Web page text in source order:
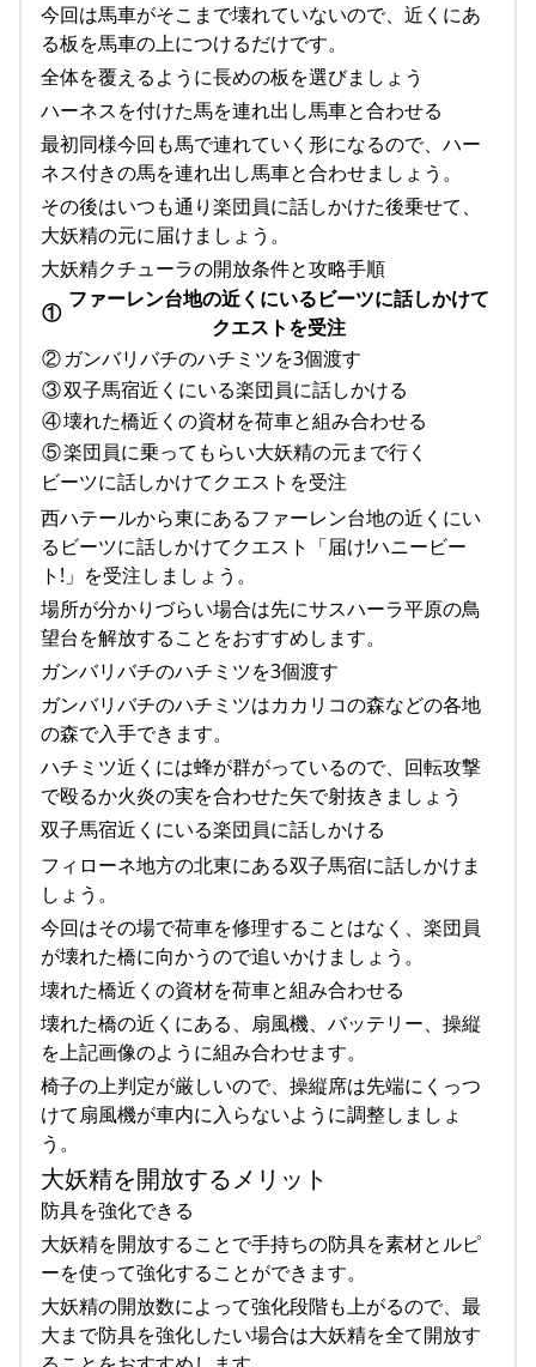
今回は馬車がそこまで壊れていないので、近くにあ
る板を馬車の上につけるだけです。
全体を覆えるように長めの板を選びましょう
ハーネスを付けた馬を連れ出し馬車と合わせる
最初同様今回も馬で連れていく形になるので、ハー
ネス付きの馬を連れ出し馬車と合わせましょう。
その後はいつも通り楽団員に話しかけた後乗せて、
大妖精の元に届けましょう。
大妖精クチューラの開放条件と攻略手順
①
ファーレン台地の近くにいるビーツに話しかけて
クエストを受注
②ガンバリバチのハチミツを3個渡す
③双子馬宿近くにいる楽団員に話しかける
④壊れた橋近くの資材を荷車と組み合わせる
⑤楽団員に乗ってもらい大妖精の元まで行く
ビーツに話しかけてクエストを受注
西ハテールから東にあるファーレン台地の近くにい
るビーツに話しかけてクエスト「届け!ハニービー
ト!」を受注しましょう。
場所が分かりづらい場合は先にサスハーラ平原の鳥
望台を解放することをおすすめします。
ガンバリバチのハチミツを3個渡す
ガンバリバチのハチミツはカカリコの森などの各地
の森で入手できます。
ハチミツ近くには蜂が群がっているので、回転攻撃
で殴るか火炎の実を合わせた矢で射抜きましょう
双子馬宿近くにいる楽団員に話しかける
フィローネ地方の北東にある双子馬宿に話しかけま
しょう。
今回はその場で荷車を修理することはなく、楽団員
が壊れた橋に向かうので追いかけましょう。
壊れた橋近くの資材を荷車と組み合わせる
壊れた橋の近くにある、扇風機、バッテリー、操縦
を上記画像のように組み合わせます。
椅子の上判定が厳しいので、操縦席は先端にくっつ
けて扇風機が車内に入らないように調整しましょ
う。
大妖精を開放するメリット
防具を強化できる
大妖精を開放することで手持ちの防具を素材とルピ
ーを使って強化することができます。
大妖精の開放数によって強化段階も上がるので、最
大まで防具を強化したい場合は大妖精を全て開放す